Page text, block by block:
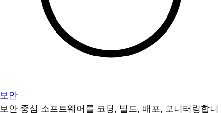
보안
보안 중심 소프트웨어를 코딩, 빌드, 배포, 모니터링합니